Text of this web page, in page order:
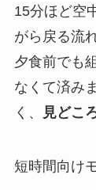
15分ほど空
がら戻る流
夕食前でも
なくて済み
く、
見どこ
短時間向け